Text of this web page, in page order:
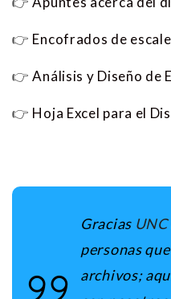
👉 Encofrados de
👉Análisis y Diseño de
👉 Hoja Excel para el
Gracias UNC
personas
archivos;